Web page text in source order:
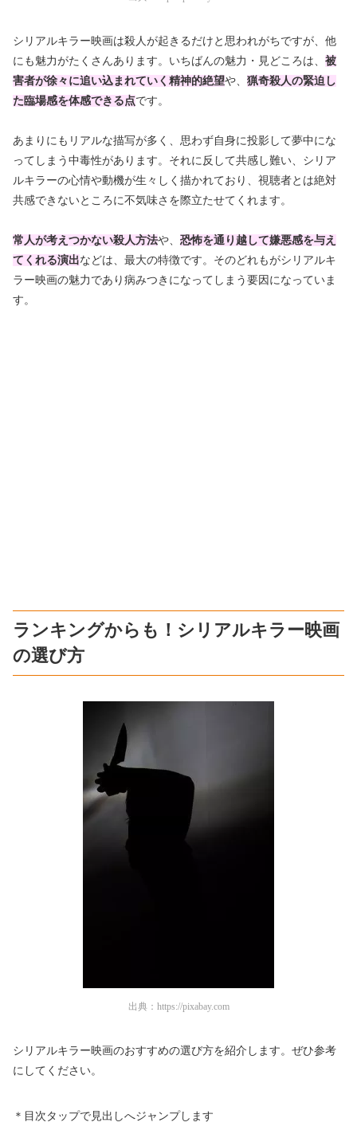
シリアルキラー映画は殺人が起きるだけと思われがちですが、他
にも魅力がたくさんあります。いちばんの魅力・見どころは、 被
害者が徐々に追い込まれていく精神的絶望や、 猟奇殺人の緊迫し
た臨場感を体感できる点です。
あまりにもリアルな描写が多く、思わず自身に投影して夢中にな
ってしまう中毒性があります。それに反して共感し難い、シリア
ルキラーの心情や動機が生々しく描かれており、視聴者とは絶対
共感できないところに不気味さを際立たせてくれます。
常人が考えつかない殺人方法や、 恐怖を通り越して嫌悪感を与え
てくれる演出などは、最大の特徴です。そのどれもがシリアルキ
ラー映画の魅力であり病みつきになってしまう要因になっていま
す。
ランキングからも！シリアルキラー映画
の選び方
出典： https://pixabay.com
シリアルキラー映画のおすすめの選び方を紹介します。ぜひ参考
にしてください。
＊目次タップで見出しへジャンプします